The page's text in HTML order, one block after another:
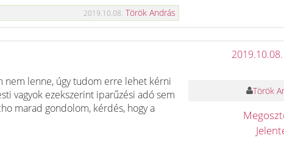
2019.10.08. Török András
nem lenne, úgy tudom erre lehet kérni
vagyok ezekszerint iparűzési adó sem
marad gondolom, kérdés, hogy a
Török